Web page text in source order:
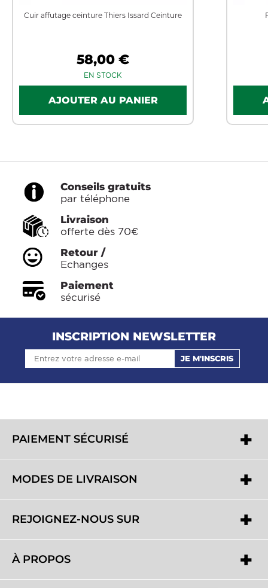
Cuir affutage ceinture Thiers Issard Ceinture
58,00 €
EN STOCK
Conseils gratuits
par téléphone
Livraison
offerte dès 70€
Retour /
Echanges
Paiement
sécurisé
INSCRIPTION NEWSLETTER
JE M'INSCRIS
PAIEMENT SÉCURISÉ
MODES DE LIVRAISON
REJOIGNEZ-NOUS SUR
À PROPOS